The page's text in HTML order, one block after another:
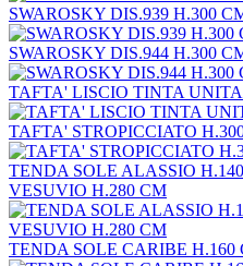
SWAROSKY DIS.939 H.300
SWAROSKY DIS.944 H.300
TAFTA' LISCIO TINTA
TAFTA' STROPICCIATO
TENDA SOLE ALASSIO
VESUVIO H.280 CM
TENDA SOLE CARIBE H.160